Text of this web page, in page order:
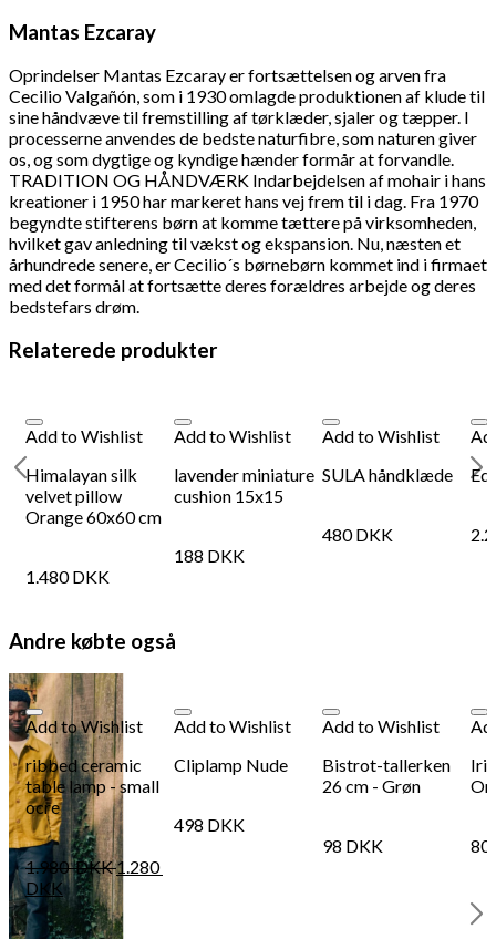
Mantas Ezcaray
Oprindelser Mantas Ezcaray er fortsættelsen og arven fra
Cecilio Valgañón, som i 1930 omlagde produktionen af klude til
sine håndvæve til fremstilling af tørklæder, sjaler og tæpper. I
processerne anvendes de bedste naturfibre, som naturen giver
os, og som dygtige og kyndige hænder formår at forvandle.
TRADITION OG HÅNDVÆRK Indarbejdelsen af mohair i hans
kreationer i 1950 har markeret hans vej frem til i dag. Fra 1970
begyndte stifterens børn at komme tættere på virksomheden,
hvilket gav anledning til vækst og ekspansion. Nu, næsten et
århundrede senere, er Cecilio´s børnebørn kommet ind i firmaet
med det formål at fortsætte deres forældres arbejde og deres
bedstefars drøm.
Relaterede produkter
Add to Wishlist
Himalayan silk
velvet pillow
Orange 60x60 cm
1.480DKK
Add to Wishlist
lavender miniature
cushion 15x15
188 DKK
Add to Wishlist
SULA håndklæde
480DKK
Andre købte også
Add to Wishlist
ribbed ceramic
table lamp - small
ocre
1.980DKK 1.280
DKK
Add to Wishlist
Cliplamp Nude
498 DKK
Add to Wishlist
Bistrot-tallerken
26 cm - Grøn
98 DKK